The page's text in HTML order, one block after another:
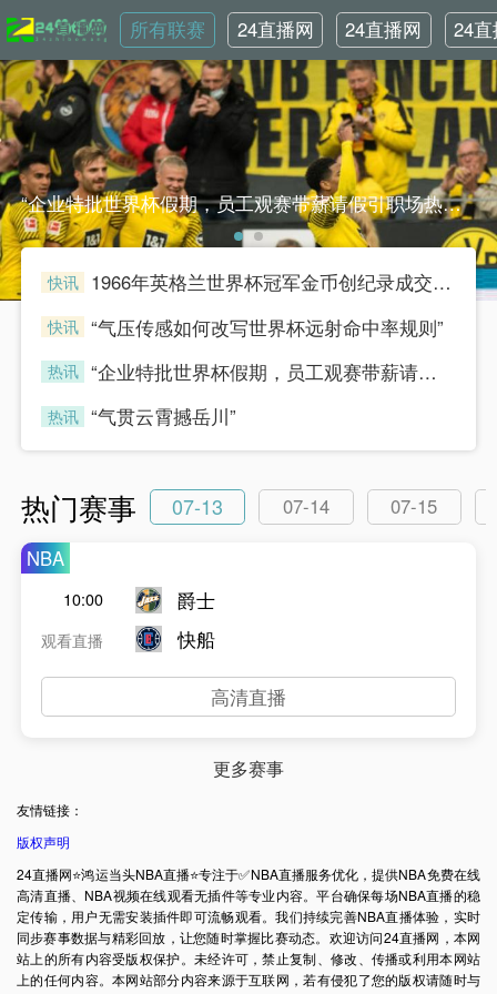
所有联赛
24直播网
NBA
24直播网
世界杯
24
英
“企业特批世界杯假期，员工观赛带薪请假引职场热议”“企业特批世界杯假期，员工观赛带薪请假引职场热议”
快讯
1966年英格兰世界杯冠军金币创纪录成交，足球收藏热潮持续升温
快讯 “气压传感如何改写世界杯远射命中率规则”
热讯
“企业特批世界杯假期，员工观赛带薪请假引职场热议”
热讯 “气贯云霄撼岳川”
热门赛事 07-13 07-14
07-15
NBA
10:00
观看直播
爵士
快船
高清直播
更多赛事
友情链接：
版权声明
24直播网⭐️鸿运当头NBA直播⭐️专注于✅NBA直播服务优化，提供NBA免费在线
高清直播、NBA视频在线观看无插件等专业内容。平台确保每场NBA直播的稳
定传输，用户无需安装插件即可流畅观看。我们持续完善NBA直播体验，实时
同步赛事数据与精彩回放，让您随时掌握比赛动态。欢迎访问24直播网，本网
站上的所有内容受版权保护。未经许可，禁止复制、修改、传播或利用本网站
上的任何内容。本网站部分内容来源于互联网，若有侵犯了您的版权请随时与